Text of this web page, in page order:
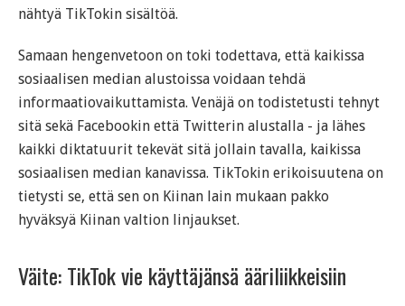
nähtyä TikTokin sisältöä.
Samaan hengenvetoon on toki todettava, että kaikissa
sosiaalisen median alustoissa voidaan tehdä
informaatiovaikuttamista. Venäjä on todistetusti tehnyt
sitä sekä Facebookin että Twitterin alustalla - ja lähes
kaikki diktatuurit tekevät sitä jollain tavalla, kaikissa
sosiaalisen median kanavissa. TikTokin erikoisuutena on
tietysti se, että sen on Kiinan lain mukaan pakko
hyväksyä Kiinan valtion linjaukset.
Väite: TikTok vie käyttäjänsä ääriliikkeisiin